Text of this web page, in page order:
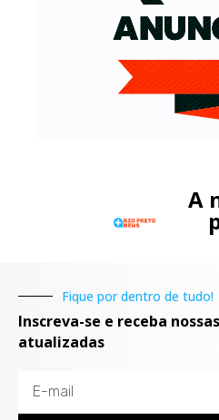
A
Fique por dentro de tudo!
Inscreva-se e receba
atualizadas